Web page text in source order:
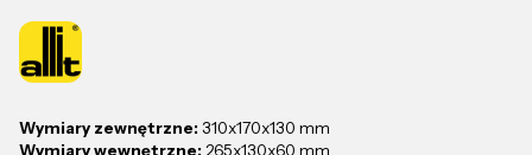
Wymiary zewnętrzne: 310x170x130 mm
Wymiary wewnętrzne: 265x130x60 mm